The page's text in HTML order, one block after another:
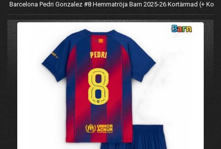
Barcelona Pedri Gonzalez #8 Hemmatröja Barn 2025-26 Kortärmad (+